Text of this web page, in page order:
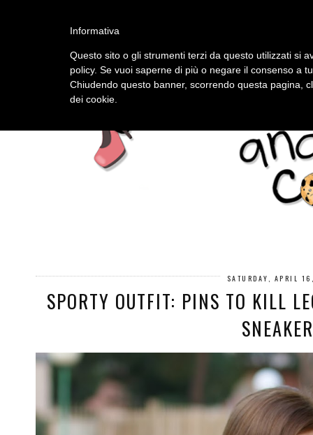
SATURDAY, APRIL
SPORTY OUTFIT: PINS TO KILL
Informativa
Questo sito o gli strumenti terzi da questo utilizzati si
policy. Se vuoi saperne di più o negare il consenso a
Chiudendo questo banner, scorrendo questa pagina,
dei cookie.